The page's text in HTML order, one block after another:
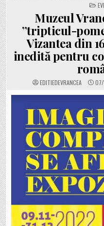
IN
Muzeul
”tripticul-
Vizantea din
inedită pentru
EDITIEDEVRANCEA